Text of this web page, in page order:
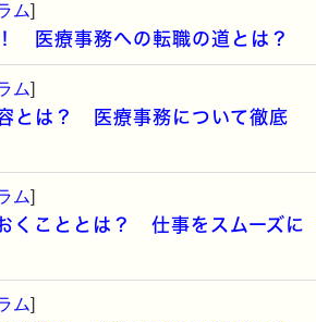
ム]
医療事務への転職の道とは？
ム]
とは？ 医療事務について徹底
ム]
くこととは？ 仕事をスムーズに
ム]